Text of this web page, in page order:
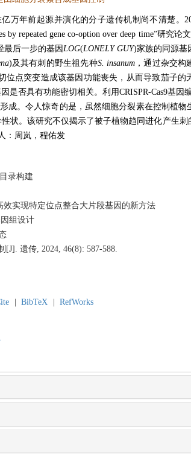
万年前起源并演化的分子遗传机制尚不清楚。
by repeated gene co-option over deep time”研究论
后一步的基因 LOG(LONELY GUY)家族的同源基
)及其有刺的野生祖先种S. insanum ，通过杂交
位点突变造成该基因功能丧失，从而导致茄子的
是否具有功能密切相关。利用CRISPR-Cas9基因
成。令人惊奇的是，虽然细胞分裂素在控制植物
状。该研究不仅揭示了被子植物趋同进化产生
：周岚，程佑发
录构建
效实现特定位点整合大片段基因的新方法
组设计
遗传, 2024, 46(8): 587-588.
BibTeX RefWorks